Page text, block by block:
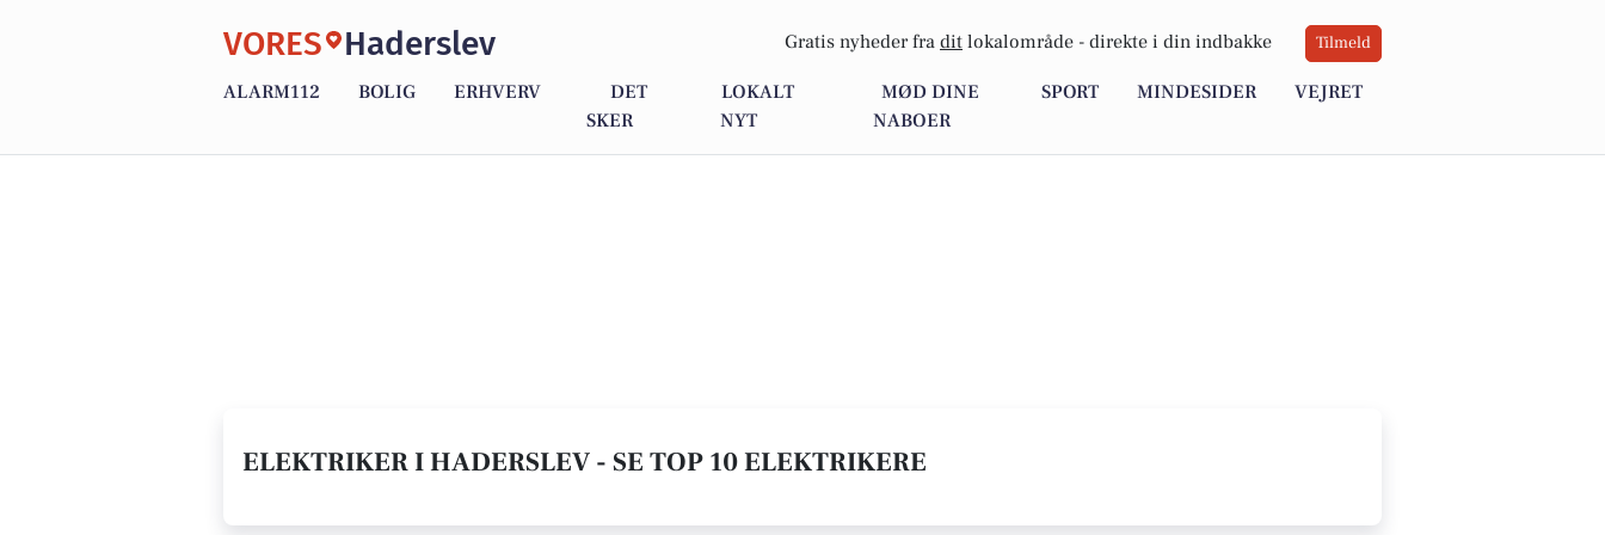
VORES Haderslev Gratis nyheder fra dit lokalområde - direkte i din indbakke Tilmeld
ALARM112 BOLIG ERHVERV
DET
SKER
LOKALT
NYT
MØD DINE
NABOER
SPORT MINDESIDER VEJRET
ELEKTRIKER I HADERSLEV - SE TOP 10 ELEKTRIKERE